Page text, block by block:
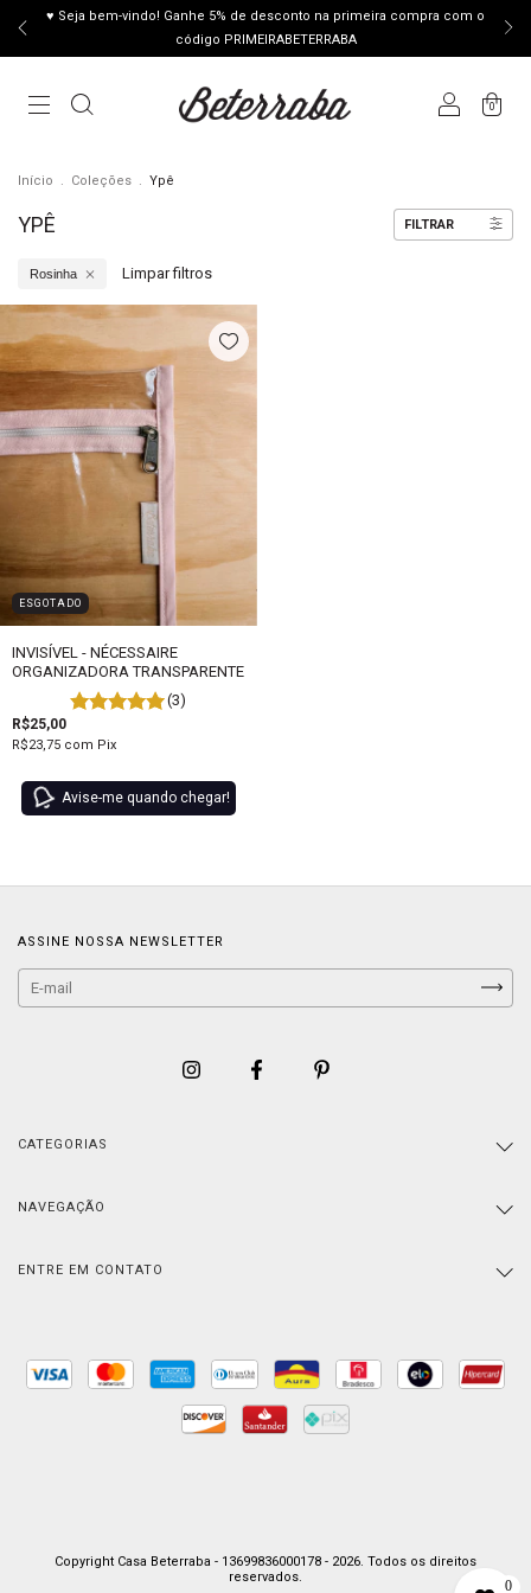
♥ Seja bem-vindo! Ganhe 5% de desconto na primeira compra com o
código PRIMEIRABETERRABA
0
Início . Coleções . Ypê
YPÊ FILTRAR
Rosinha Limpar filtros
ESGOTADO
INVISÍVEL - NÉCESSAIRE
ORGANIZADORA TRANSPARENTE
(3)
R$25,00
R$23,75 com Pix
Avise-me quando chegar!
ASSINE NOSSA NEWSLETTER
CATEGORIAS
NAVEGAÇÃO
ENTRE EM CONTATO
Copyright Casa Beterraba - 13699836000178 - 2026. Todos os direitos
reservados.
0